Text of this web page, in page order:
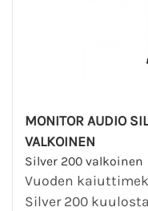
MONITOR AUDIO
VALKOINEN
Silver 200 valkoinen
Vuoden
Silver 200